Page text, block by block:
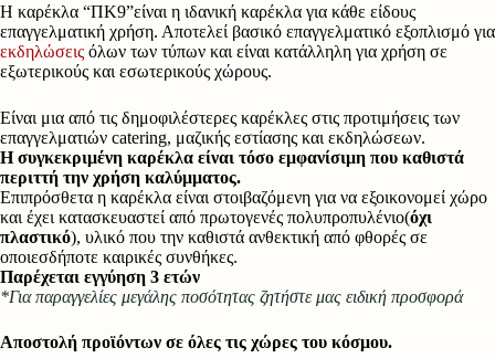
H καρέκλα “ΠΚ9”είναι η ιδανική καρέκλα για κάθε είδους
επαγγελματική χρήση. Αποτελεί βασικό επαγγελματικό εξοπλισμό για
εκδηλώσεις όλων των τύπων και είναι κατάλληλη για χρήση σε
εξωτερικούς και εσωτερικούς χώρους.
Είναι μια από τις δημοφιλέστερες καρέκλες στις προτιμήσεις των
επαγγελματιών catering, μαζικής εστίασης και εκδηλώσεων.
Η συγκεκριμένη καρέκλα είναι τόσο εμφανίσιμη που καθιστά
περιττή την χρήση καλύμματος.
Επιπρόσθετα η καρέκλα είναι στοιβαζόμενη για να εξοικονομεί χώρο
και έχει κατασκευαστεί από πρωτογενές πολυπροπυλένιο(όχι
πλαστικό), υλικό που την καθιστά ανθεκτική από φθορές σε
οποιεσδήποτε καιρικές συνθήκες.
Παρέχεται εγγύηση 3 ετών
*Για παραγγελίες μεγάλης ποσότητας ζητήστε μας ειδική προσφορά
Αποστολή προϊόντων σε όλες τις χώρες του κόσμου.